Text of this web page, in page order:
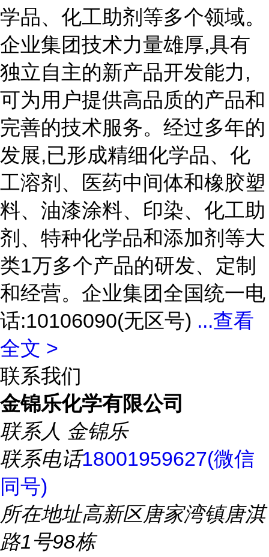
学品、化工助剂等多个领域。
企业集团技术力量雄厚,具有
独立自主的新产品开发能力,
可为用户提供高品质的产品和
完善的技术服务。经过多年的
发展,已形成精细化学品、化
工溶剂、医药中间体和橡胶塑
料、油漆涂料、印染、化工助
剂、特种化学品和添加剂等大
类1万多个产品的研发、定制
和经营。企业集团全国统一电
话:10106090(无区号) ...查看
全文 >
联系我们
金锦乐化学有限公司
联系人 金锦乐
联系电话18001959627(微信
同号)
所在地址高新区唐家湾镇唐淇
路1号98栋